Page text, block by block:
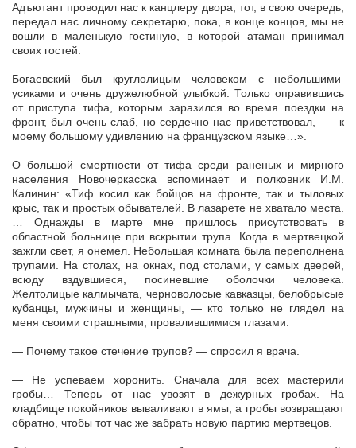
Адъютант проводил нас к канцлеру двора, тот, в свою очередь,
передал нас личному секретарю, пока, в конце концов, мы не
вошли в маленькую гостиную, в которой атаман принимал
своих гостей.
Богаевский был круглолицым человеком с небольшими
усиками и очень дружелюбной улыбкой. Только оправившись
от приступа тифа, которым заразился во время поездки на
фронт, был очень слаб, но сердечно нас приветствовал, — к
моему большому удивлению на французском языке…».
О большой смертности от тифа среди раненых и мирного
населения Новочеркасска вспоминает и полковник И.М.
Калинин: «Тиф косил как бойцов на фронте, так и тыловых
крыс, так и простых обывателей. В лазарете не хватало места.
… Однажды в марте мне пришлось присутствовать в
областной больнице при вскрытии трупа. Когда в мертвецкой
зажгли свет, я онемел. Небольшая комната была переполнена
трупами. На столах, на окнах, под столами, у самых дверей,
всюду вздувшиеся, посиневшие оболочки человека.
Желтолицые калмычата, черноволосые кавказцы, белобрысые
кубанцы, мужчины и женщины, — кто только не глядел на
меня своими страшными, провалившимися глазами.
— Почему такое стечение трупов? — спросил я врача.
— Не успеваем хоронить. Сначала для всех мастерили
гробы… Теперь от нас увозят в дежурных гробах. На
кладбище покойников вываливают в ямы, а гробы возвращают
обратно, чтобы тот час же забрать новую партию мертвецов.